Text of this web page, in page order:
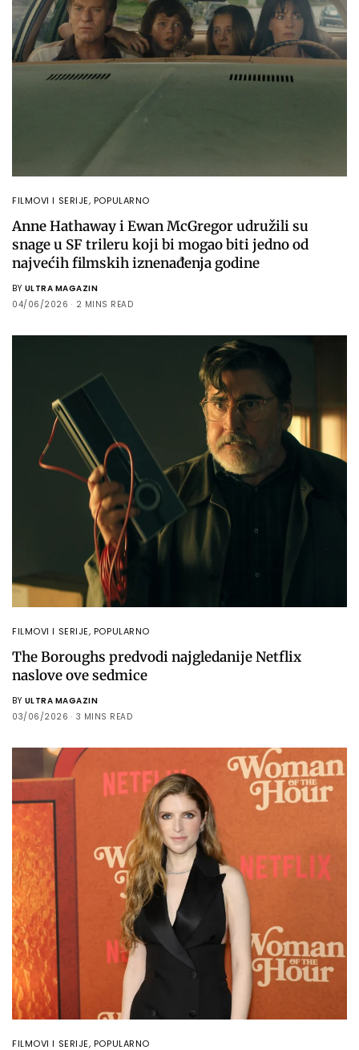
FILMOVI I SERIJE, POPULARNO
Anne Hathaway i Ewan McGregor udružili su
snage u SF trileru koji bi mogao biti jedno od
najvećih filmskih iznenađenja godine
BY ULTRA MAGAZIN
04/06/2026
2 MINS READ
FILMOVI I SERIJE, POPULARNO
The Boroughs predvodi najgledanije Netflix
naslove ove sedmice
BY ULTRA MAGAZIN
03/06/2026
3 MINS READ
FILMOVI I SERIJE, POPULARNO